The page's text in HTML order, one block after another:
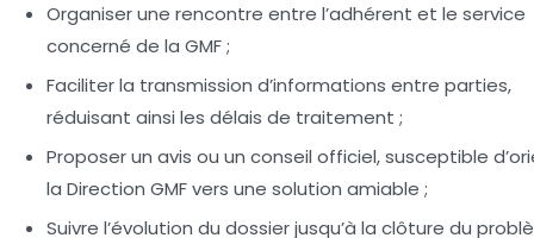
Organiser une rencontre entre l’adhérent et le service
concerné de la GMF ;
Faciliter la transmission d’informations entre parties,
réduisant ainsi les délais de traitement ;
Proposer un avis ou un conseil officiel, susceptible
la Direction GMF vers une solution amiable ;
Suivre l’évolution du dossier jusqu’à la clôture du